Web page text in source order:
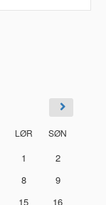
LØR SØN
1
2
8
9
15
16